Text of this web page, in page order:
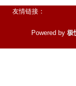
友情链接：
Powered by 极